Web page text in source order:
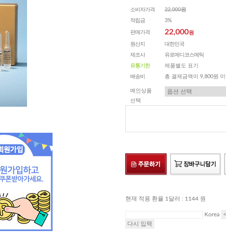
소비자가격
22,000원
적립금
3%
판매가격 22,000원
원산지
대한민국
제조사
유로메디코스메틱
유통기한
제품별도 표기
배송비
총 결제금액이 9,800원
메인상품
선택
현재 적용 환율 1달러 : 1144 원
Korea